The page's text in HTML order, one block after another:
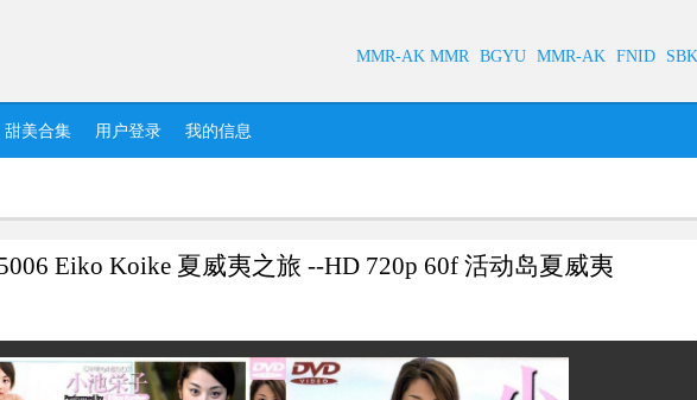
MMR-AK MMR BGYU MMR-AK FNID
甜美合集 用户登录 我的信息
Eiko Koike 夏威夷之旅 --HD 720p 60f 活动岛夏威夷